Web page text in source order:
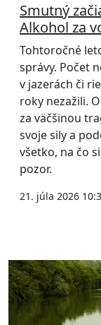
Smutný
Alkohol za
Tohtoročné
správy. Počet
v jazerách či
roky nezažili.
za väčšinou
svoje sily a
všetko, na čo
pozor.
21. júla 2026